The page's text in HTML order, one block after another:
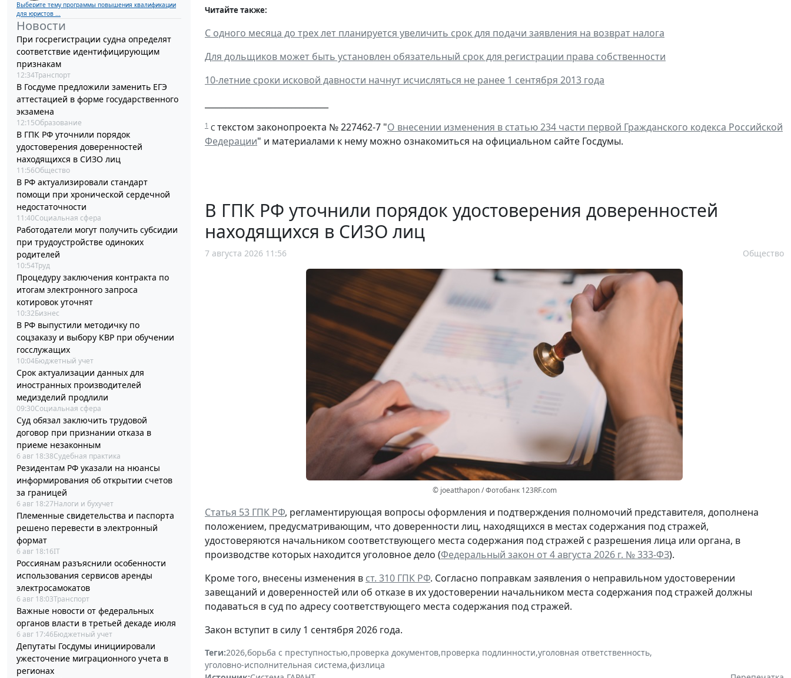
Выберите тему программы повышения квалификации
для юристов ...
Новости
При госрегистрации судна определят
соответствие идентифицирующим
признакам
12:34Транспорт
В Госдуме предложили заменить ЕГЭ
аттестацией в форме государственного
экзамена
12:15Образование
В ГПК РФ уточнили порядок
удостоверения доверенностей
находящихся в СИЗО лиц
11:56Общество
В РФ актуализировали стандарт
помощи при хронической сердечной
недостаточности
11:40Социальная сфера
Работодатели могут получить субсидии
при трудоустройстве одиноких
родителей
10:54Труд
Процедуру заключения контракта по
итогам электронного запроса
котировок уточнят
10:32Бизнес
В РФ выпустили методичку по
соцзаказу и выбору КВР при обучении
госслужащих
10:04Бюджетный учет
Срок актуализации данных для
иностранных производителей
медизделий продлили
09:30Социальная сфера
Суд обязал заключить трудовой
договор при признании отказа в
приеме незаконным
6 авг 18:38Судебная практика
Резидентам РФ указали на нюансы
информирования об открытии счетов
за границей
6 авг 18:27Налоги и бухучет
Племенные свидетельства и паспорта
решено перевести в электронный
формат
6 авг 18:16IT
Россиянам разъяснили особенности
использования сервисов аренды
электросамокатов
6 авг 18:03Транспорт
Важные новости от федеральных
органов власти в третьей декаде июля
6 авг 17:46Бюджетный учет
Депутаты Госдумы инициировали
ужесточение миграционного учета в
регионах
Читайте также:
С одного месяца до трех лет планируется увеличить срок для подачи заявления на возврат налога
Для дольщиков может быть установлен обязательный срок для регистрации права собственности
10-летние сроки исковой давности начнут исчисляться не ранее 1 сентября 2013 года
1 С текстом законопроекта № 227462-7 "О внесении изменения в статью 234 части первой Гражданского кодекса Российской
Федерации" и материалами к нему можно ознакомиться на официальном сайте Госдумы.
В ГПК РФ уточнили порядок удостоверения доверенностей
находящихся в СИЗО лиц
7 августа 2026 11:56 Общество
© joeatthapon / Фотобанк 123RF.com
Статья 53 ГПК РФ, регламентирующая вопросы оформления и подтверждения полномочий представителя, дополнена
положением, предусматривающим, что доверенности лиц, находящихся в местах содержания под стражей,
удостоверяются начальником соответствующего места содержания под стражей с разрешения лица или органа, в
производстве которых находится уголовное дело (Федеральный закон от 4 августа 2026 г. № 333-ФЗ).
Кроме того, внесены изменения в ст. 310 ГПК РФ. Согласно поправкам заявления о неправильном удостоверении
завещаний и доверенностей или об отказе в их удостоверении начальником места содержания под стражей должны
подаваться в суд по адресу соответствующего места содержания под стражей.
Закон вступит в силу 1 сентября 2026 года.
Теги:2026,борьба с преступностью,проверка документов,проверка подлинности,уголовная ответственность,
уголовно-исполнительная система,физлица